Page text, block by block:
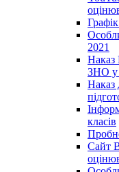
2021
Наказ
ЗНО у
Наказ
класів
Сайт